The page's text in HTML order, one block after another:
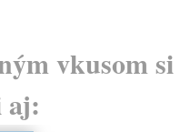
vkusom si